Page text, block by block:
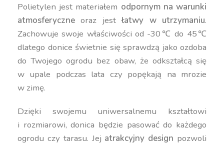
Polietylen jest materiałem odpornym na warunki
atmosferyczne oraz jestłatwy w utrzymaniu.
Zachowuje swoje właściwości od -30℃ do 45℃
dlatego donice świetnie się sprawdzą jako ozdoba
do Twojego ogrodu bez obaw, że odkształcą się
w upale podczas lata czy popękają na mrozie
w zimę.
Dzięki swojemu uniwersalnemu kształtowi
i rozmiarowi, donica będzie pasować do każdego
ogrodu czy tarasu. Jej atrakcyjny design pozwoli